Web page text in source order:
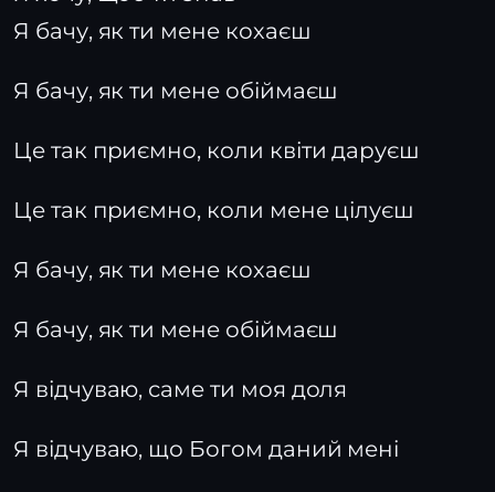
Я бачу, як ти мене кохаєш
Я бачу, як ти мене обіймаєш
Це так приємно, коли квіти даруєш
Це так приємно, коли мене цілуєш
Я бачу, як ти мене кохаєш
Я бачу, як ти мене обіймаєш
Я відчуваю, саме ти моя доля
Я відчуваю, що Богом даний мені